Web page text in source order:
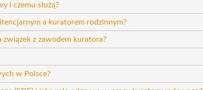
i czemu służą?
a kuratorem rodzinnym?
z zawodem kuratora?
w Polsce?